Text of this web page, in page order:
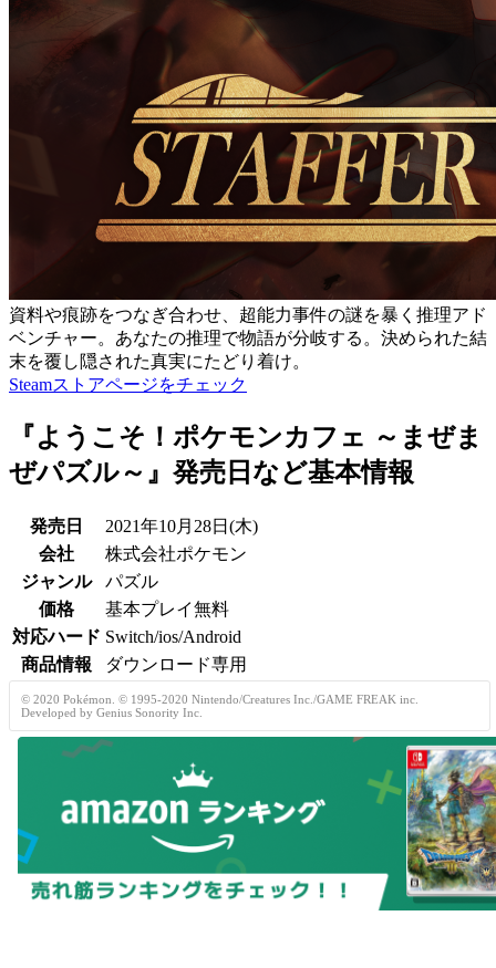
資料や痕跡をつなぎ合わせ、超能力事件の謎を暴く推理アド
ベンチャー。あなたの推理で物語が分岐する。決められた結
末を覆し隠された真実にたどり着け。
Steamストアページをチェック
『ようこそ！ポケモンカフェ ～まぜま
ぜパズル～』発売日など基本情報
発売日
2021年10月28日(木)
会社
株式会社ポケモン
ジャンル
パズル
価格
基本プレイ無料
対応ハード Switch/ios/Android
商品情報
ダウンロード専用
© 2020 Pokémon. © 1995-2020 Nintendo/Creatures Inc./GAME FREAK inc.
Developed by Genius Sonority Inc.